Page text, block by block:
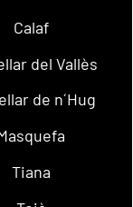
Calaf
del Vallès
de n´Hug
Tiana